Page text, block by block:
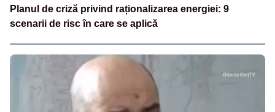
Planul de criză privind raționalizarea energiei: 9
scenarii de risc în care se aplică